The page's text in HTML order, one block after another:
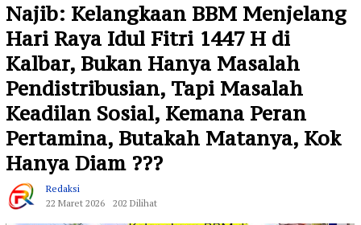
Najib: Kelangkaan BBM Menjelang
Hari Raya Idul Fitri 1447 H di
Kalbar, Bukan Hanya Masalah
Pendistribusian, Tapi Masalah
Keadilan Sosial, Kemana Peran
Pertamina, Butakah Matanya, Kok
Hanya Diam ???
Redaksi
22 Maret 2026
202 Dilihat